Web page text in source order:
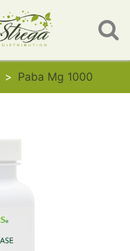
Paba Mg 1000